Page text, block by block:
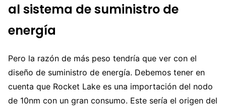
al sistema de suministro de
energía
Pero la razón de más peso tendría que ver con el
diseño de suministro de energía. Debemos tener en
cuenta que Rocket Lake es una importación del nodo
de 10nm con un gran consumo. Este sería el origen del